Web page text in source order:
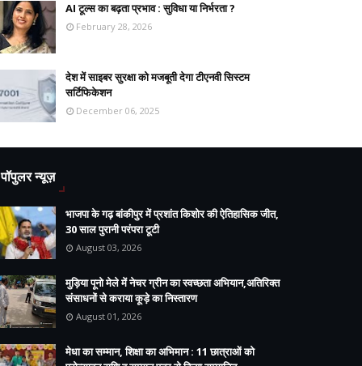
AI टूल्स का बढ़ता प्रभाव : सुविधा या निर्भरता ?
February 28, 2026
देश में साइबर सुरक्षा को मजबूती देगा टीएनवी सिस्टम
सर्टिफिकेशन
December 06, 2025
पॉपुलर न्यूज़
भाजपा के गढ़ बांकीपुर में प्रशांत किशोर की ऐतिहासिक जीत,
30 साल पुरानी परंपरा टूटी
August 03, 2026
मुड़िया पूनो मेले में नेचर ग्रीन का स्वच्छता अभियान,अतिरिक्त
संसाधनों से कराया कूड़े का निस्तारण
August 01, 2026
मेधा का सम्मान, शिक्षा का अभिमान : 11 छात्राओं को